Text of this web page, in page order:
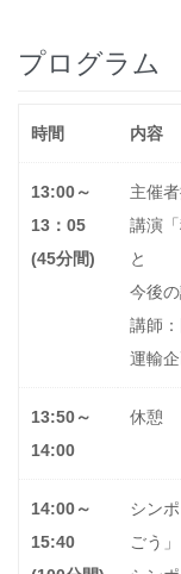
プログラム
時間 内容
13:00～
13：05
(45分間)
主催
講演
と
今後の
講師
運輸
13:50～
14:00
休憩
14:00～
15:40
シン
ごう」